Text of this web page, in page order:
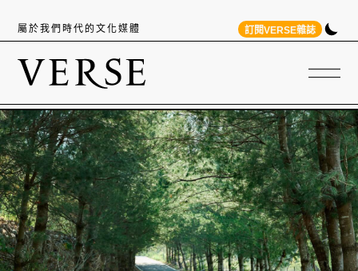
屬於我們時代的文化媒體 訂閱VERSE雜誌